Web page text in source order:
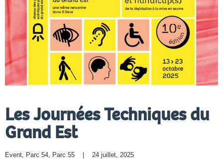
Les Journées Techniques du
Grand Est
Event Parc 54 Parc 55
    |    24 juillet, 2025